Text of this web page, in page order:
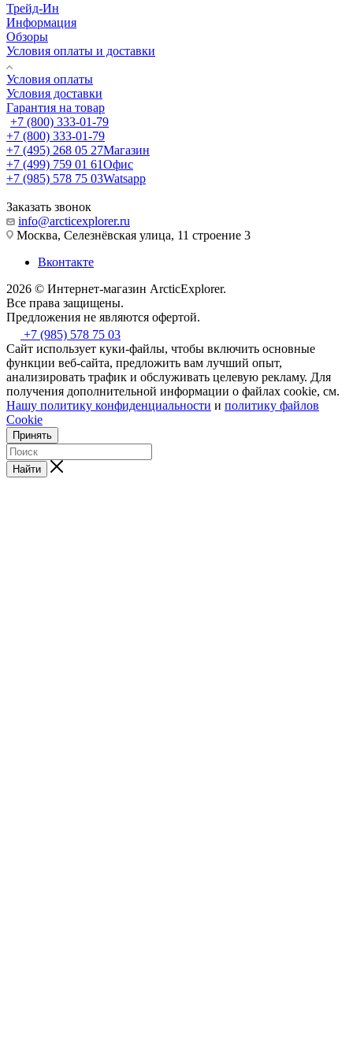
Трейд-Ин
Информация
Обзоры
Условия оплаты и доставки
Условия оплаты
Условия доставки
Гарантия на товар
+7 (800) 333-01-79
+7 (800) 333-01-79
+7 (495) 268 05 27Магазин
+7 (499) 759 01 61Офис
+7 (985) 578 75 03Watsapp
Заказать звонок
info@arcticexplorer.ru
Москва, Селезнёвская улица, 11 строение 3
Вконтакте
2026 © Интернет-магазин АrcticExplorer.
Все права защищены.
Предложения не являются офертой.
+7 (985) 578 75 03
Сайт использует куки-файлы, чтобы включить основные
функции веб-сайта, предложить вам лучший опыт,
анализировать трафик и обслуживать целевую рекламу. Для
получения дополнительной информации о файлах cookie, см.
Нашу политику конфиденциальности и политику файлов
Cookie
Принять
Найти